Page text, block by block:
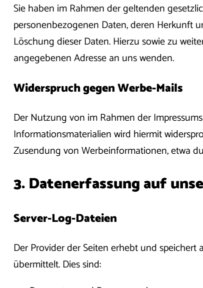
Sie haben im Rahmen der geltenden
personenbezogenen Daten, deren Herkunft
Löschung dieser Daten. Hierzu sowie zu
angegebenen Adresse an uns wenden.
Widerspruch gegen Werbe-Mails
Der Nutzung von im Rahmen der
Informationsmaterialien wird hiermit
Zusendung von Werbeinformationen, etwa
3. Datenerfassung auf
Server-Log-Dateien
Der Provider der Seiten erhebt und
übermittelt. Dies sind: